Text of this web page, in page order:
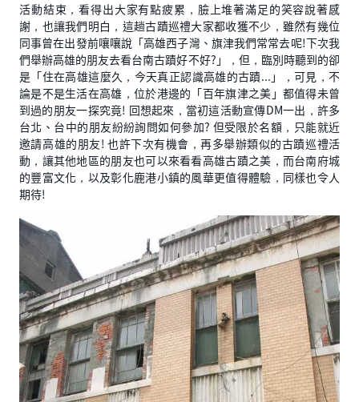
活動結束，看得出大家有點疲累，臉上堆著滿足的笑容說著感
謝，也讓我們明白，這趟古蹟巡禮大家都收獲不少，雖然有幾位
同事曾在出發前嚷嚷說「高雄西子灣、旗津我們常常去呢!下次我
們舉辦高雄的朋友去看台南古蹟好不好?」，但，臨別時聽到的卻
是「住在高雄這麼久，今天真正認識高雄的古蹟...」，可見，不
論是不是生活在高雄，位於港邊的「百年旗津之美」都值得未曾
到過的朋友一探究竟! 回想起來，當初這活動宣傳DM一出，許多
台北、台中的朋友紛紛詢問如何參加? 但受限於名額，只能就近
邀請高雄的朋友! 也許下次有機會，再多舉辦類似的古蹟巡禮活
動，讓其他地區的朋友也可以來看看高雄古蹟之美，而台南府城
的豐富文化，以及彰化鹿港小鎮的風華更值得體驗，同樣也令人
期待!